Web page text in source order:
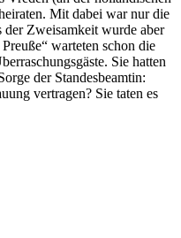
Mit dabei war nur die
Zweisamkeit wurde aber
warteten schon die
Sie hatten
der Standesbeamtin:
vertragen? Sie taten es